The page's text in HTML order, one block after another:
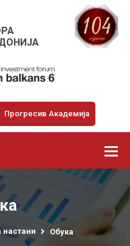
Прогресив Академија
настани Обука